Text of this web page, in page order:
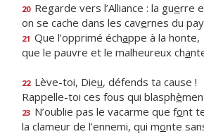
20 Regarde vers l’Alliance : la guerre
on se cache dans les cavernes du
21 Que l’opprimé échappe à la honte,
que le pauvre et le malheureux cha
22 Lève-toi, Dieu, défends ta cause !
Rappelle-toi ces fous qui blasphè
23 N’oublie pas le vacarme que font
la clameur de l’ennemi, qui monte